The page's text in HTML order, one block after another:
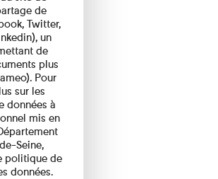
de
Twitter,
un
de
plus
Pour
sur les
données à
mis en
Seine,
politique de
données.